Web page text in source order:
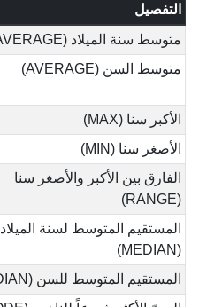
التفصيل
متوسط سنة الميلاد (AVERAGE)
متوسط السن (AVERAGE)
الأكبر سنا (MAX)
الأصغر سنا (MIN)
الفارق بين الأكبر والأصغر سنا
(RANGE)
المستقيم المتوسط لسنة الميلاد
(MEDIAN)
المستقيم المتوسط للسن (MEDIAN)